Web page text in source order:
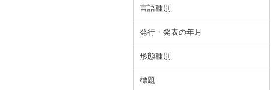
言語種別
発行・発表の年月
形態種別
標題